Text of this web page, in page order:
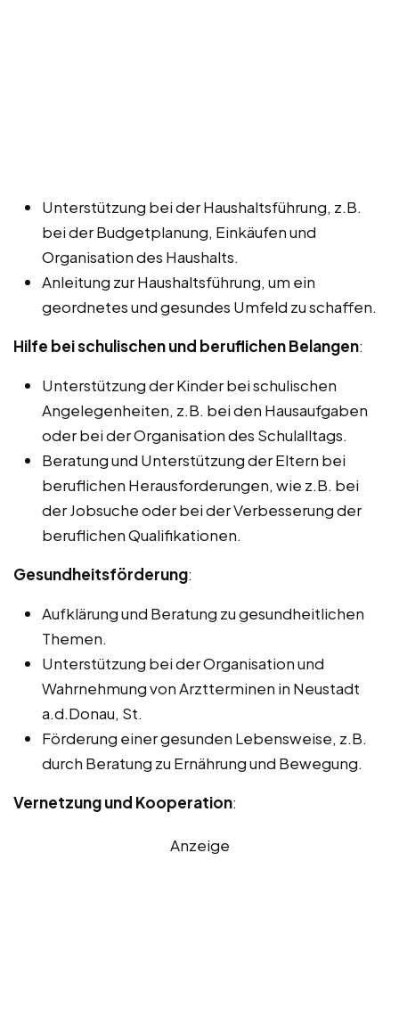
Unterstützung bei der Haushaltsführung, z.B.
bei der Budgetplanung, Einkäufen und
Organisation des Haushalts.
Anleitung zur Haushaltsführung, um ein
geordnetes und gesundes Umfeld zu schaffen.
Hilfe bei schulischen und beruflichen Belangen:
Unterstützung der Kinder bei schulischen
Angelegenheiten, z.B. bei den Hausaufgaben
oder bei der Organisation des Schulalltags.
Beratung und Unterstützung der Eltern bei
beruflichen Herausforderungen, wie z.B. bei
der Jobsuche oder bei der Verbesserung der
beruflichen Qualifikationen.
Gesundheitsförderung:
Aufklärung und Beratung zu gesundheitlichen
Themen.
Unterstützung bei der Organisation und
Wahrnehmung von Arztterminen in Neustadt
a.d.Donau, St.
Förderung einer gesunden Lebensweise, z.B.
durch Beratung zu Ernährung und Bewegung.
Vernetzung und Kooperation:
Anzeige